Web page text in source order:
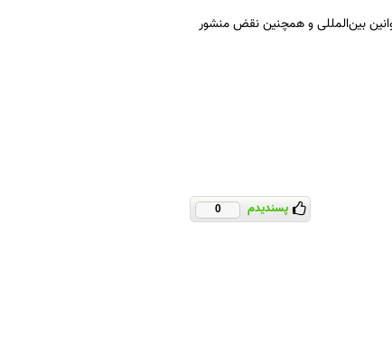
بین‌المللی و همچنین نقض منشور
پسندیدم 0